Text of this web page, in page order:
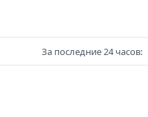
За последние 24 часов: